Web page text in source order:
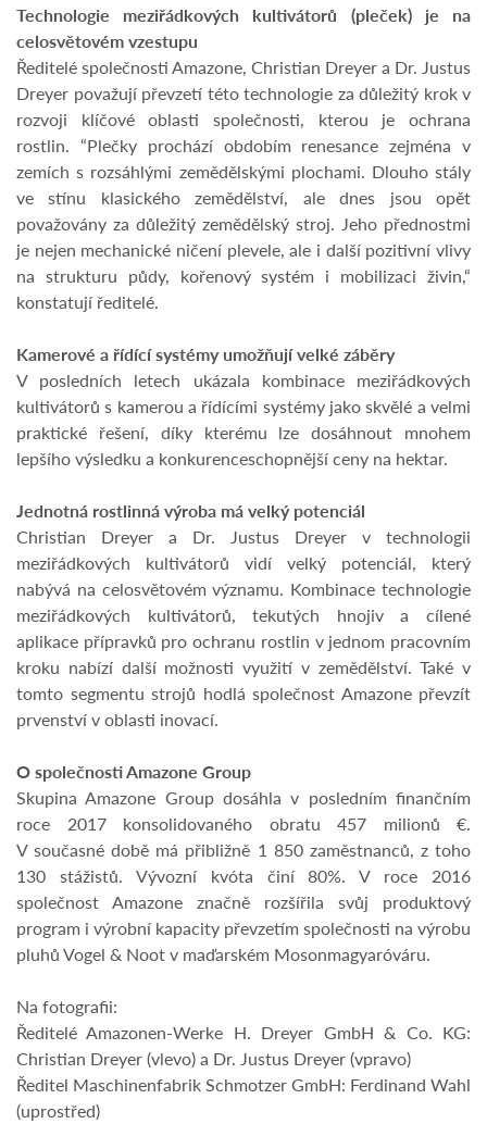
Technologie meziřádkových kultivátorů (pleček) je na
celosvětovém vzestupu
Ředitelé společnosti Amazone, Christian Dreyer a Dr. Justus
Dreyer považují převzetí této technologie za důležitý krok v
rozvoji klíčové oblasti společnosti, kterou je ochrana
rostlin. “Plečky prochází obdobím renesance zejména v
zemích s rozsáhlými zemědělskými plochami. Dlouho stály
ve stínu klasického zemědělství, ale dnes jsou opět
považovány za důležitý zemědělský stroj. Jeho přednostmi
je nejen mechanické ničení plevele, ale i další pozitivní vlivy
na strukturu půdy, kořenový systém i mobilizaci živin,“
konstatují ředitelé.
Kamerové a řídící systémy umožňují velké záběry
V posledních letech ukázala kombinace meziřádkových
kultivátorů s kamerou a řídícími systémy jako skvělé a velmi
praktické řešení, díky kterému lze dosáhnout mnohem
lepšího výsledku a konkurenceschopnější ceny na hektar.
Jednotná rostlinná výroba má velký potenciál
Christian Dreyer a Dr. Justus Dreyer v technologii
meziřádkových kultivátorů vidí velký potenciál, který
nabývá na celosvětovém významu. Kombinace technologie
meziřádkových kultivátorů, tekutých hnojiv a cílené
aplikace přípravků pro ochranu rostlin v jednom pracovním
kroku nabízí další možnosti využití v zemědělství. Také v
tomto segmentu strojů hodlá společnost Amazone převzít
prvenství v oblasti inovací.
O společnosti Amazone Group
Skupina Amazone Group dosáhla v posledním finančním
roce 2017 konsolidovaného obratu 457 milionů €.
V současné době má přibližně 1 850 zaměstnanců, z toho
130 stážistů. Vývozní kvóta činí 80%. V roce 2016
společnost Amazone značně rozšířila svůj produktový
program i výrobní kapacity převzetím společnosti na výrobu
pluhů Vogel & Noot v maďarském Mosonmagyaróváru.
Na fotografii:
Ředitelé Amazonen-Werke H. Dreyer GmbH & Co. KG:
Christian Dreyer (vlevo) a Dr. Justus Dreyer (vpravo)
Ředitel Maschinenfabrik Schmotzer GmbH: Ferdinand Wahl
(uprostřed)